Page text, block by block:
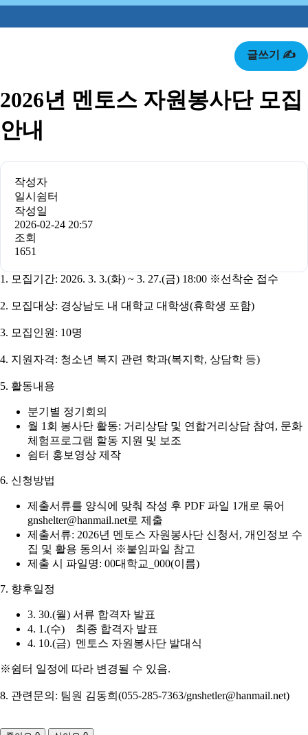
글쓰기 ✍️
2026년 멘토스 자원봉사단 모집
안내
작성자
일시쉼터
작성일
2026-02-24 20:57
조회
1651
1. 모집기간: 2026. 3. 3.(화) ~ 3. 27.(금) 18:00 ※선착순 접수
2. 모집대상: 경상남도 내 대학교 대학생(휴학생 포함)
3. 모집인원: 10명
4. 지원자격: 청소년 복지 관련 학과(복지학, 상담학 등)
5. 활동내용
분기별 정기회의
월 1회 봉사단 활동: 거리상담 및 연합거리상담 참여, 문화
체험프로그램 할동 지원 및 보조
쉼터 홍보영상 제작
6. 신청방법
제출서류를 양식에 맞춰 작성 후 PDF 파일 1개로 묶어
gnshelter@hanmail.net로 제출
제출서류: 2026년 멘토스 자원봉사단 신청서, 개인정보 수
집 및 활용 동의서 ※붙임파일 참고
제출 시 파일명: 00대학교_000(이름)
7. 향후일정
3. 30.(월) 서류 합격자 발표
4. 1.(수) 최종 합격자 발표
4. 10.(금) 멘토스 자원봉사단 발대식
※쉼터 일정에 따라 변경될 수 있음.
8. 관련문의: 팀원 김동희(055-285-7363/gnshetler@hanmail.net)